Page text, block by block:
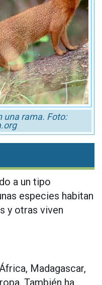
una rama. Foto:
a un tipo
especies habitan
y otras viven
Madagascar,